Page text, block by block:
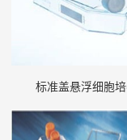
标准盖悬浮细胞